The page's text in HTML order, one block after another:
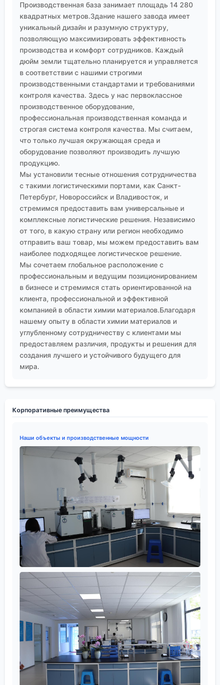
Производственная база занимает площадь 14 280
квадратных метров.Здание нашего завода имеет
уникальный дизайн и разумную структуру,
позволяющую максимизировать эффективность
производства и комфорт сотрудников. Каждый
дюйм земли тщательно планируется и управляется
в соответствии с нашими строгими
производственными стандартами и требованиями
контроля качества. Здесь у нас первоклассное
производственное оборудование,
профессиональная производственная команда и
строгая система контроля качества. Мы считаем,
что только лучшая окружающая среда и
оборудование позволяют производить лучшую
продукцию.
Мы установили тесные отношения сотрудничества
с такими логистическими портами, как Санкт-
Петербург, Новороссийск и Владивосток, и
стремимся предоставить вам универсальные и
комплексные логистические решения. Независимо
от того, в какую страну или регион необходимо
отправить ваш товар, мы можем предоставить вам
наиболее подходящее логистическое решение.
Мы сочетаем глобальное расположение с
профессиональным и ведущим позиционированием
в бизнесе и стремимся стать ориентированной на
клиента, профессиональной и эффективной
компанией в области химии материалов.Благодаря
нашему опыту в области химии материалов и
углубленному сотрудничеству с клиентами мы
предоставляем различия, продукты и решения для
создания лучшего и устойчивого будущего для
мира.
Корпоративные преимущества
Наши объекты и производственные мощности